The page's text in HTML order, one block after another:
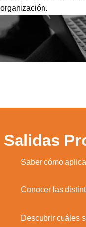
organización.
Salidas
Saber cómo
Conocer las
Descubrir cuáles